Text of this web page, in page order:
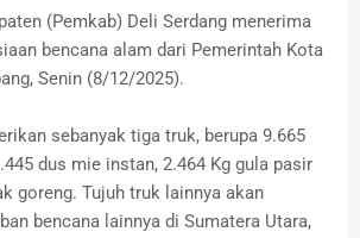
(Pemkab) Deli Serdang menerima
bencana alam dari Pemerintah Kota
Senin (8/12/2025).
sebanyak tiga truk, berupa 9.665
dus mie instan, 2.464 Kg gula pasir
goreng. Tujuh truk lainnya akan
bencana lainnya di Sumatera Utara,